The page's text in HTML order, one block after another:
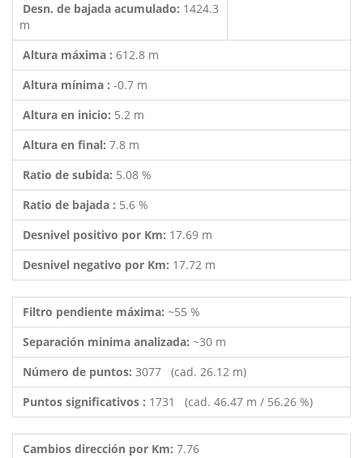
Desn. de bajada acumulado: 1424.3
m
Altura máxima : 612.8 m
Altura mínima : -0.7 m
Altura en inicio: 5.2 m
Altura en final: 7.8 m
Ratio de subida: 5.08 %
Ratio de bajada : 5.6 %
Desnivel positivo por Km: 17.69 m
Desnivel negativo por Km: 17.72 m
Filtro pendiente máxima: ~55 %
Separación minima analizada: ~30 m
Número de puntos: 3077 (cad. 26.12 m)
Puntos significativos : 1731 (cad. 46.47 m / 56.26 %)
Cambios dirección por Km: 7.76